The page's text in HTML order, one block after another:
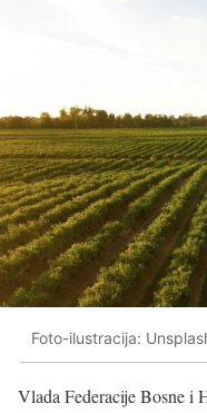
Foto-ilustracija:
Vlada Federacije Bosne i